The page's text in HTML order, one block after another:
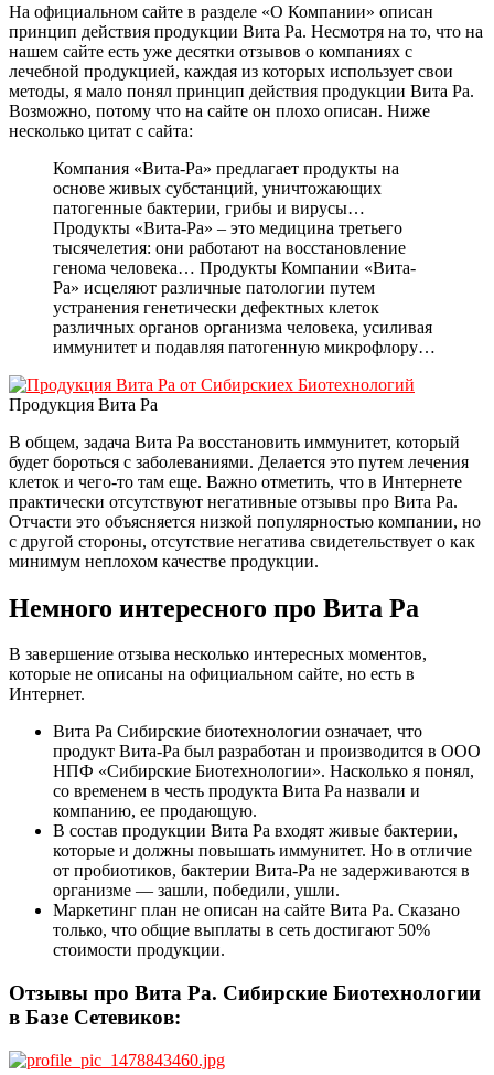
На официальном сайте в разделе «О Компании» описан
принцип действия продукции Вита Ра. Несмотря на то, что на
нашем сайте есть уже десятки отзывов о компаниях с
лечебной продукцией, каждая из которых использует свои
методы, я мало понял принцип действия продукции Вита Ра.
Возможно, потому что на сайте он плохо описан. Ниже
несколько цитат с сайта:
Компания «Вита-Ра» предлагает продукты на
основе живых субстанций, уничтожающих
патогенные бактерии, грибы и вирусы…
Продукты «Вита-Ра» – это медицина третьего
тысячелетия: они работают на восстановление
генома человека… Продукты Компании «Вита-
Ра» исцеляют различные патологии путем
устранения генетически дефектных клеток
различных органов организма человека, усиливая
иммунитет и подавляя патогенную микрофлору…
Продукция Вита Ра
В общем, задача Вита Ра восстановить иммунитет, который
будет бороться с заболеваниями. Делается это путем лечения
клеток и чего-то там еще. Важно отметить, что в Интернете
практически отсутствуют негативные отзывы про Вита Ра.
Отчасти это объясняется низкой популярностью компании, но
с другой стороны, отсутствие негатива свидетельствует о как
минимум неплохом качестве продукции.
Немного интересного про Вита Ра
В завершение отзыва несколько интересных моментов,
которые не описаны на официальном сайте, но есть в
Интернет.
Вита Ра Сибирские биотехнологии означает, что
продукт Вита-Ра был разработан и производится в ООО
НПФ «Сибирские Биотехнологии». Насколько я понял,
со временем в честь продукта Вита Ра назвали и
компанию, ее продающую.
В состав продукции Вита Ра входят живые бактерии,
которые и должны повышать иммунитет. Но в отличие
от пробиотиков, бактерии Вита-Ра не задерживаются в
организме — зашли, победили, ушли.
Маркетинг план не описан на сайте Вита Ра. Сказано
только, что общие выплаты в сеть достигают 50%
стоимости продукции.
Отзывы про Вита Ра. Сибирские Биотехнологии
в Базе Сетевиков: